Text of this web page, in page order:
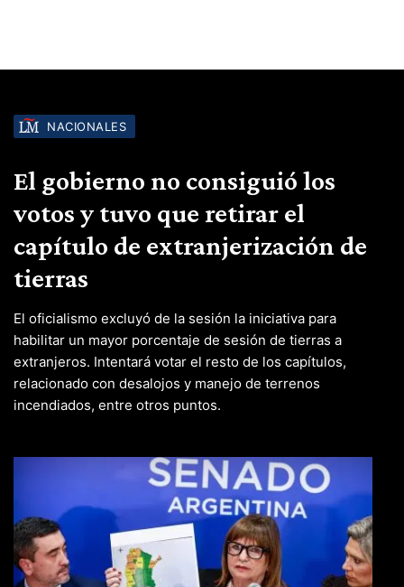
NACIONALES
El gobierno no consiguió los
votos y tuvo que retirar el
capítulo de extranjerización de
tierras
El oficialismo excluyó de la sesión la iniciativa para
habilitar un mayor porcentaje de sesión de tierras a
extranjeros. Intentará votar el resto de los capítulos,
relacionado con desalojos y manejo de terrenos
incendiados, entre otros puntos.